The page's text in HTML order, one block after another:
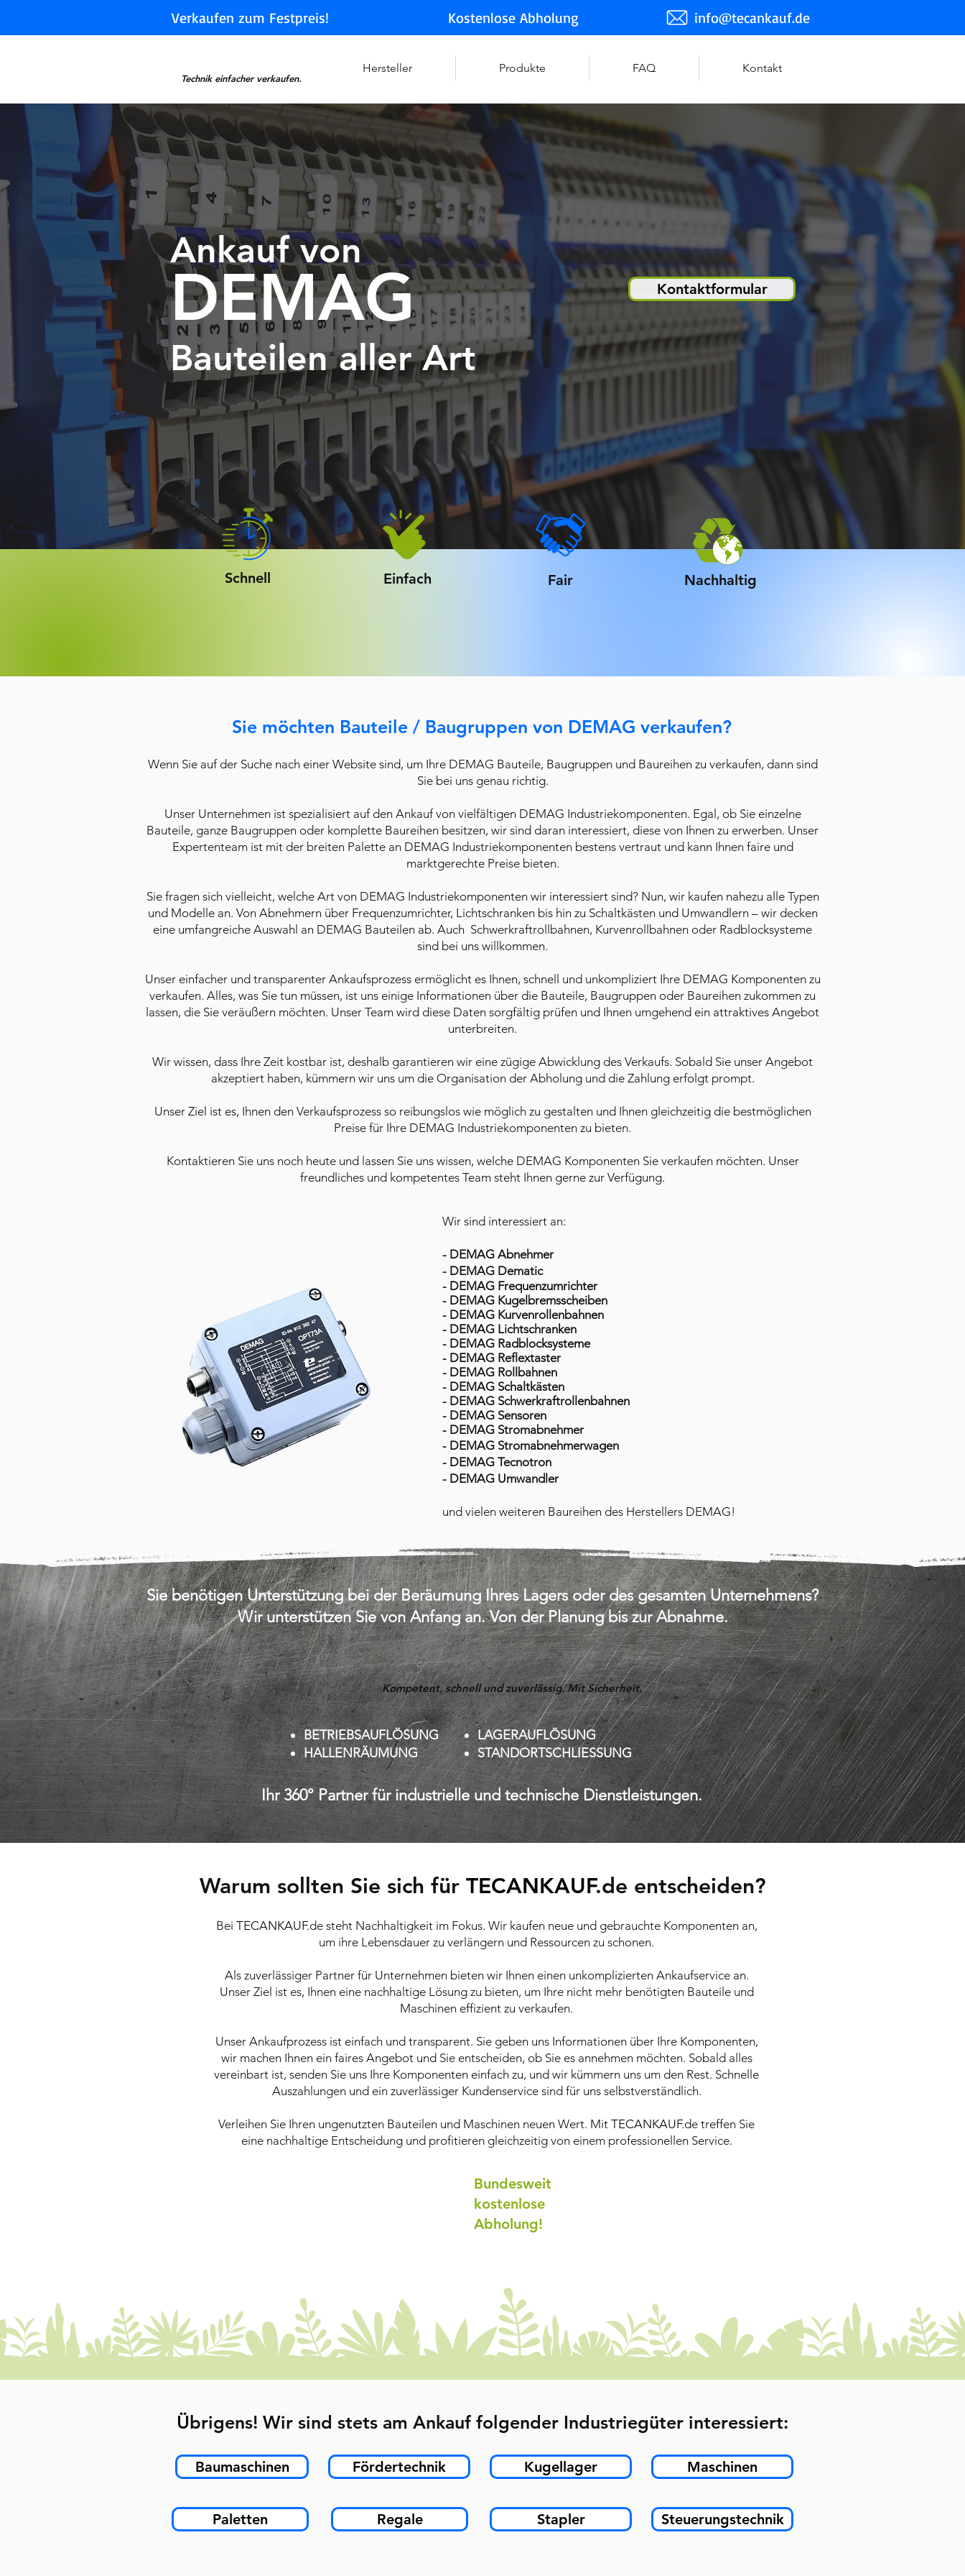
Verkaufen zum Festpreis! Kostenlose Abholung info@tecankauf.de
Technik einfacher verkaufen.
Hersteller Produkte FAQ Kontakt
Ankauf von
DEMAG
Bauteilen aller Art
Kontaktformular
Schnell Fair Nachhaltig
Einfach
Sie möchten Bauteile / Baugruppen von DEMAG verkaufen?
Wenn Sie auf der Suche nach einer Website sind, um Ihre DEMAG Bauteile, Baugruppen und Baureihen zu verkaufen, dann sind
Sie bei uns genau richtig.
Unser Unternehmen ist spezialisiert auf den Ankauf von vielfältigen DEMAG Industriekomponenten. Egal, ob Sie einzelne
Bauteile, ganze Baugruppen oder komplette Baureihen besitzen, wir sind daran interessiert, diese von Ihnen zu erwerben. Unser
Expertenteam ist mit der breiten Palette an DEMAG Industriekomponenten bestens vertraut und kann Ihnen faire und
marktgerechte Preise bieten.
Sie fragen sich vielleicht, welche Art von DEMAG Industriekomponenten wir interessiert sind? Nun, wir kaufen nahezu alle Typen
und Modelle an. Von Abnehmern über Frequenzumrichter, Lichtschranken bis hin zu Schaltkästen und Umwandlern – wir decken
eine umfangreiche Auswahl an DEMAG Bauteilen ab. Auch Schwerkraftrollbahnen, Kurvenrollbahnen oder Radblocksysteme
sind bei uns willkommen.
Unser einfacher und transparenter Ankaufsprozess ermöglicht es Ihnen, schnell und unkompliziert Ihre DEMAG Komponenten zu
verkaufen. Alles, was Sie tun müssen, ist uns einige Informationen über die Bauteile, Baugruppen oder Baureihen zukommen zu
lassen, die Sie veräußern möchten. Unser Team wird diese Daten sorgfältig prüfen und Ihnen umgehend ein attraktives Angebot
unterbreiten.
Wir wissen, dass Ihre Zeit kostbar ist, deshalb garantieren wir eine zügige Abwicklung des Verkaufs. Sobald Sie unser Angebot
akzeptiert haben, kümmern wir uns um die Organisation der Abholung und die Zahlung erfolgt prompt.
Unser Ziel ist es, Ihnen den Verkaufsprozess so reibungslos wie möglich zu gestalten und Ihnen gleichzeitig die bestmöglichen
Preise für Ihre DEMAG Industriekomponenten zu bieten.
Kontaktieren Sie uns noch heute und lassen Sie uns wissen, welche DEMAG Komponenten Sie verkaufen möchten. Unser
freundliches und kompetentes Team steht Ihnen gerne zur Verfügung.
Wir sind interessiert an:
- DEMAG Abnehmer
- DEMAG Dematic
- DEMAG Frequenzumrichter
- DEMAG Kugelbremsscheiben
- DEMAG Kurvenrollenbahnen
- DEMAG Lichtschranken
- DEMAG Radblocksysteme
- DEMAG Reflextaster
- DEMAG Rollbahnen
- DEMAG Schaltkästen
- DEMAG Schwerkraftrollenbahnen
- DEMAG Sensoren
- DEMAG Stromabnehmer
- DEMAG Stromabnehmerwagen
- DEMAG Tecnotron
- DEMAG Umwandler
und vielen weiteren Baureihen des Herstellers DEMAG!
Sie benötigen Unterstützung bei der Beräumung Ihres Lagers oder des gesamten Unternehmens?
Wir unterstützen Sie von Anfang an. Von der Planung bis zur Abnahme.
Kompetent, schnell und zuverlässig. Mit Sicherheit.
BETRIEBSAUFLÖSUNG
HALLENRÄUMUNG
LAGERAUFLÖSUNG
STANDORTSCHLIESSUNG
Ihr 360° Partner für industrielle und technische Dienstleistungen.
Warum sollten Sie sich für TECANKAUF.de entscheiden?
Bei TECANKAUF.de steht Nachhaltigkeit im Fokus. Wir kaufen neue und gebrauchte Komponenten an,
um ihre Lebensdauer zu verlängern und Ressourcen zu schonen.
Als zuverlässiger Partner für Unternehmen bieten wir Ihnen einen unkomplizierten Ankaufservice an.
Unser Ziel ist es, Ihnen eine nachhaltige Lösung zu bieten, um Ihre nicht mehr benötigten Bauteile und
Maschinen effizient zu verkaufen.
Unser Ankaufprozess ist einfach und transparent. Sie geben uns Informationen über Ihre Komponenten,
wir machen Ihnen ein faires Angebot und Sie entscheiden, ob Sie es annehmen möchten. Sobald alles
vereinbart ist, senden Sie uns Ihre Komponenten einfach zu, und wir kümmern uns um den Rest. Schnelle
Auszahlungen und ein zuverlässiger Kundenservice sind für uns selbstverständlich.
Verleihen Sie Ihren ungenutzten Bauteilen und Maschinen neuen Wert. Mit TECANKAUF.de treffen Sie
eine nachhaltige Entscheidung und profitieren gleichzeitig von einem professionellen Service.
Bundesweit
kostenlose
Abholung!
Übrigens! Wir sind stets am Ankauf folgender Industriegüter interessiert:
Baumaschinen
Paletten
Fördertechnik
Regale
Kugellager Maschinen
Stapler Steuerungstechnik